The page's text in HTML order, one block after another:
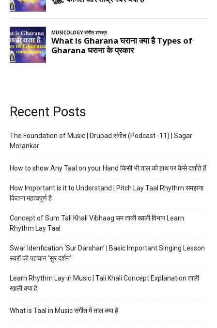
Recent Posts
The Foundation of Music | Drupad संगीत (Podcast -11) | Sagar
Morankar
How to show Any Taal on your Hand किसी भी ताल को हाथ पर कैसे दर्शाते हैं
How Important is it to Understand | Pitch Lay Taal Rhythm समझना
कितना महत्वपूर्ण है
Concept of Sum Tali Khali Vibhaag सम ताली खाली विभाग Learn
Rhythm Lay Taal
Swar Idenfication ‘Sur Darshan’ | Basic Important Singing Lesson
स्वरों की पहचान ‘सुर दर्शन’
Learn Rhythm Lay in Music | Tali Khali Concept Explanation ताली
खाली क्या है
What is Taal in Music संगीत में ताल क्या है